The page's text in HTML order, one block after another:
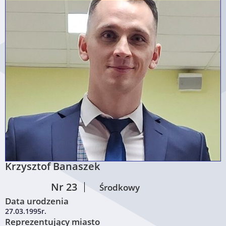
Krzysztof Banaszek
Nr 23
Środkowy
Data urodzenia
27.03.1995r.
Reprezentujący miasto